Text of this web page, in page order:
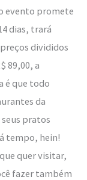
evento promete
dias, trará
divididos
89,00, a
é que todo
da
pratos
tempo, hein!
quer visitar,
fazer também